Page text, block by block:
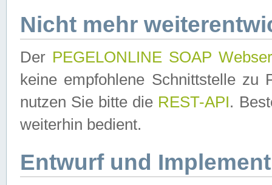
Nicht mehr
Der PEGELONLINE SOAP
keine empfohlene Schnittstelle zu
nutzen Sie bitte die REST-API.
weiterhin bedient.
Entwurf und